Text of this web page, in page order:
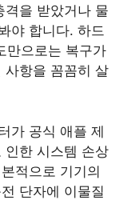
격을 받았거나 물
야 합니다. 하드
만으로는 복구가
사항을 꼼꼼히 살
가 공식 애플 제
인한 시스템 손상
적으로 기기의
단자에 이물질